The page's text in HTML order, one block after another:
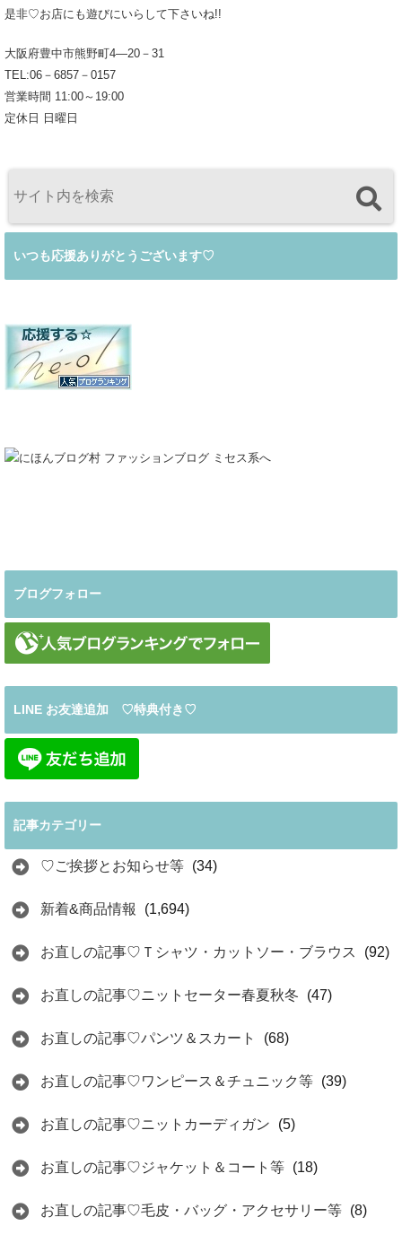
是非♡お店にも遊びにいらして下さいね!!
大阪府豊中市熊野町4―20－31
TEL:06－6857－0157
営業時間 11:00～19:00
定休日 日曜日
いつも応援ありがとうございます♡
ブログフォロー
LINE お友達追加 ♡特典付き♡
記事カテゴリー
♡ご挨拶とお知らせ等 (34)
新着&商品情報 (1,694)
お直しの記事♡Ｔシャツ・カットソー・ブラウス (92)
お直しの記事♡ニットセーター春夏秋冬 (47)
お直しの記事♡パンツ＆スカート (68)
お直しの記事♡ワンピース＆チュニック等 (39)
お直しの記事♡ニットカーディガン (5)
お直しの記事♡ジャケット＆コート等 (18)
お直しの記事♡毛皮・バッグ・アクセサリー等 (8)